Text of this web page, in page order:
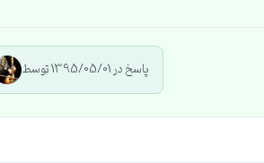
پاسخ در 1395/05/01 توسط